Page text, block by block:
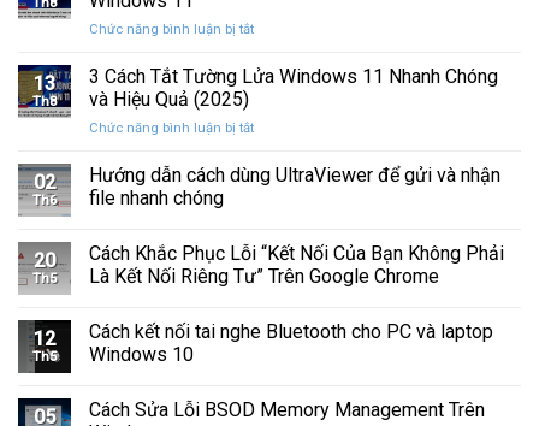
Cứng
Hỏng
Hình
Giác
Trên
C
Th8
Chức năng bình luận bị tắtở
Sửa
Âm
Khi
11
13
Th8
3 Cách Tắt Tường Lửa Windows 11 Nhanh Chóng
và Hiệu Quả (2025)
Chức năng bình luận bị tắtở
Cách
Tắt
Windows
11
và
02
Th6
Hướng dẫn cách dùng UltraViewer để gửi và nhận
file nhanh chóng
20
Th5
Cách Khắc Phục Lỗi “Kết Nối Của Bạn Không Phải
Là Kết Nối Riêng Tư” Trên Google Chrome
12
Th5
Cách kết nối tai nghe Bluetooth cho PC và laptop
Windows 10
05
Cách Sửa Lỗi BSOD Memory Management Trên